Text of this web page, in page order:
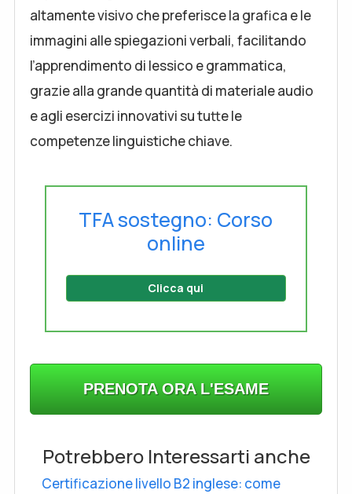
altamente visivo che preferisce la grafica e le
immagini alle spiegazioni verbali, facilitando
l’apprendimento di lessico e grammatica,
grazie alla grande quantità di materiale audio
e agli esercizi innovativi su tutte le
competenze linguistiche chiave.
TFA sostegno: Corso
online
Clicca qui
PRENOTA ORA L'ESAME
Potrebbero Interessarti anche
Certificazione livello B2 inglese: come